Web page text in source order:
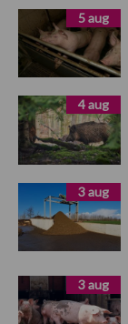
5 aug
4 aug
3 aug
3 aug